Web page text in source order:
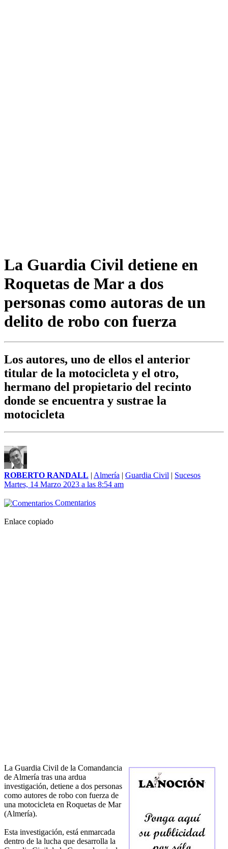
La Guardia Civil detiene en
Roquetas de Mar a dos
personas como autoras de un
delito de robo con fuerza
Los autores, uno de ellos el anterior
titular de la motocicleta y el otro,
hermano del propietario del recinto
donde se encuentra y sustrae la
motocicleta
ROBERTO RANDALL | Almería | Guardia Civil | Sucesos
Martes, 14 Marzo 2023 a las 8:54 am
Comentarios
Enlace copiado
La Guardia Civil de la Comandancia
de Almería tras una ardua
investigación, detiene a dos personas
como autores de robo con fuerza de
una motocicleta en Roquetas de Mar
(Almería).
Esta investigación, está enmarcada
dentro de la lucha que desarrolla la